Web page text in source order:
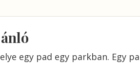
egy pad egy parkban. Egy